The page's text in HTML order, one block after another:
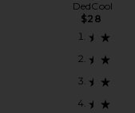
DedCool
$28